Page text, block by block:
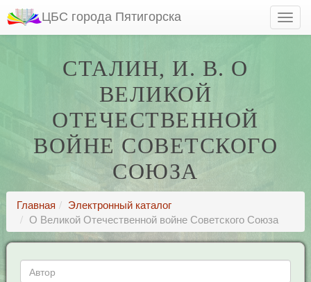
ЦБС города Пятигорска
СТАЛИН, И. В. О
ВЕЛИКОЙ
ОТЕЧЕСТВЕННОЙ
ВОЙНЕ СОВЕТСКОГО
СОЮЗА
Главная
Электронный каталог
О Великой Отечественной войне Советского Союза